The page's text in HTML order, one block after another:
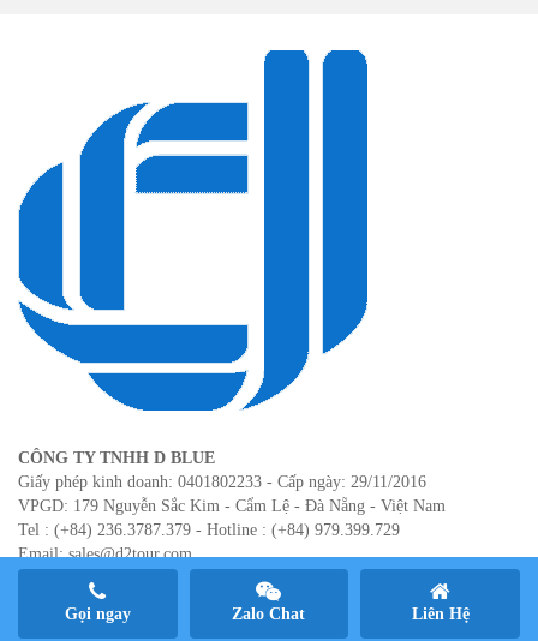
CÔNG TY TNHH D BLUE
Giấy phép kinh doanh: 0401802233 - Cấp ngày: 29/11/2016
VPGD: 179 Nguyễn Sắc Kim - Cẩm Lệ - Đà Nẵng - Việt Nam
Tel : (+84) 236.3787.379 - Hotline : (+84) 979.399.729
Email: sales@d2tour.com
Website: www.d2tour.com
Gọi ngay
Zalo Chat
Liên Hệ